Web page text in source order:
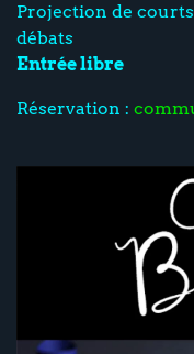
Projection de
débats
Entrée libre
Réservation :